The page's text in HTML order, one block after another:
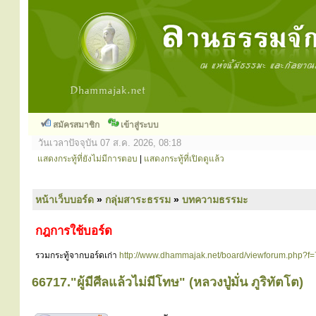
สมัครสมาชิก เข้าสู่ระบบ
วันเวลาปัจจุบัน 07 ส.ค. 2026, 08:18
แสดงกระทู้ที่ยังไม่มีการตอบ แสดงกระทู้ที่เปิดดูแล้ว
หน้าเว็บบอร์ด » กลุ่มสาระธรรม » บทความธรรมะ
กฎการใช้บอร์ด
รวมกระทู้จากบอร์ดเก่า http://www.dhammajak.net/board/
66717."ผู้มีศีลแล้วไม่มีโทษ" (หลวงปู่มั่น ภูริทัตโต)